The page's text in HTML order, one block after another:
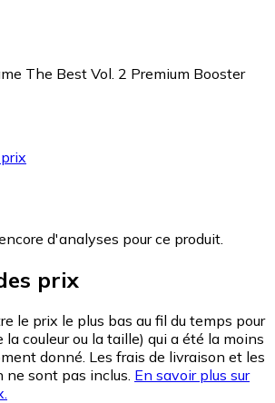
The Best Vol. 2 Premium Booster
d'analyses pour ce produit.
prix
le prix le plus bas au fil du temps pour
couleur ou la taille) qui a été la moins
donné. Les frais de livraison et les
sont pas inclus. En savoir plus sur